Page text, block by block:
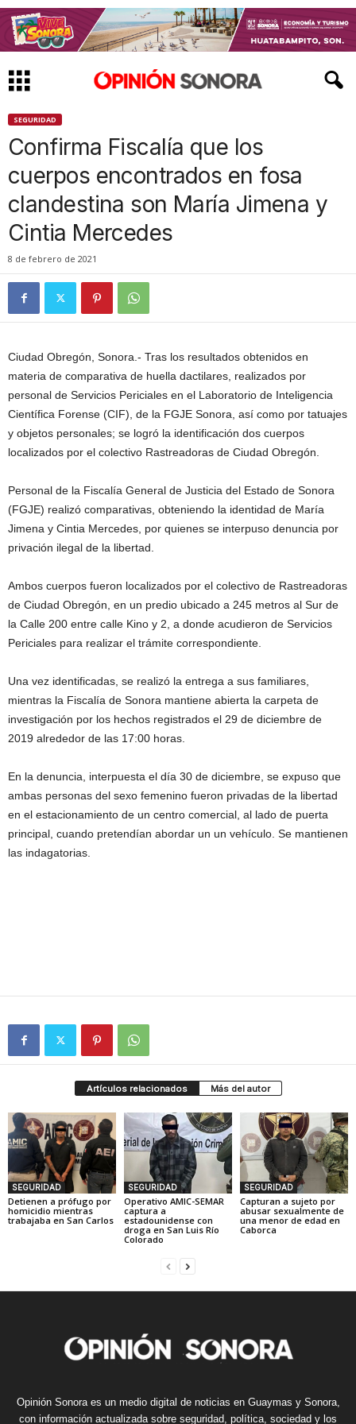
SEGURIDAD
Confirma Fiscalía que los
cuerpos encontrados en fosa
clandestina son María Jimena y
Cintia Mercedes
8 de febrero de 2021
Ciudad Obregón, Sonora.- Tras los resultados obtenidos en
materia de comparativa de huella dactilares, realizados por
personal de Servicios Periciales en el Laboratorio de Inteligencia
Científica Forense (CIF), de la FGJE Sonora, así como por tatuajes
y objetos personales; se logró la identificación dos cuerpos
localizados por el colectivo Rastreadoras de Ciudad Obregón.
Personal de la Fiscalía General de Justicia del Estado de Sonora
(FGJE) realizó comparativas, obteniendo la identidad de María
Jimena y Cintia Mercedes, por quienes se interpuso denuncia por
privación ilegal de la libertad.
Ambos cuerpos fueron localizados por el colectivo de Rastreadoras
de Ciudad Obregón, en un predio ubicado a 245 metros al Sur de
la Calle 200 entre calle Kino y 2, a donde acudieron de Servicios
Periciales para realizar el trámite correspondiente.
Una vez identificadas, se realizó la entrega a sus familiares,
mientras la Fiscalía de Sonora mantiene abierta la carpeta de
investigación por los hechos registrados el 29 de diciembre de
2019 alrededor de las 17:00 horas.
En la denuncia, interpuesta el día 30 de diciembre, se expuso que
ambas personas del sexo femenino fueron privadas de la libertad
en el estacionamiento de un centro comercial, al lado de puerta
principal, cuando pretendían abordar un un vehículo. Se mantienen
las indagatorias.
Artículos relacionados Más del autor
SEGURIDAD
Detienen a prófugo por
homicidio mientras
trabajaba en San Carlos
SEGURIDAD
Operativo AMIC-SEMAR
captura a
estadounidense con
droga en San Luis Río
Colorado
SEGURIDAD
Capturan a sujeto por
abusar sexualmente de
una menor de edad en
Caborca
Opinión Sonora es un medio digital de noticias en Guaymas y Sonora,
con información actualizada sobre seguridad, política, sociedad y los